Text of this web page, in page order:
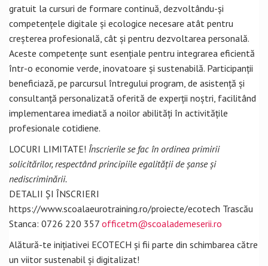
gratuit la cursuri de formare continuă, dezvoltându-și
competențele digitale și ecologice necesare atât pentru
creșterea profesională, cât și pentru dezvoltarea personală.
Aceste competențe sunt esențiale pentru integrarea eficientă
într-o economie verde, inovatoare și sustenabilă. Participanții
beneficiază, pe parcursul întregului program, de asistență și
consultanță personalizată oferită de experții noștri, facilitând
implementarea imediată a noilor abilități în activitățile
profesionale cotidiene.
LOCURI LIMITATE! Înscrierile se fac în ordinea primirii
solicitărilor, respectând principiile egalității de șanse și
nediscriminării.
DETALII ȘI ÎNSCRIERI
https://www.scoalaeurotraining.ro/proiecte/ecotech Trascău
Stanca: 0726 220 357 officetm@scoalademeserii.ro
Alătură-te inițiativei ECOTECH și fii parte din schimbarea către
un viitor sustenabil și digitalizat!